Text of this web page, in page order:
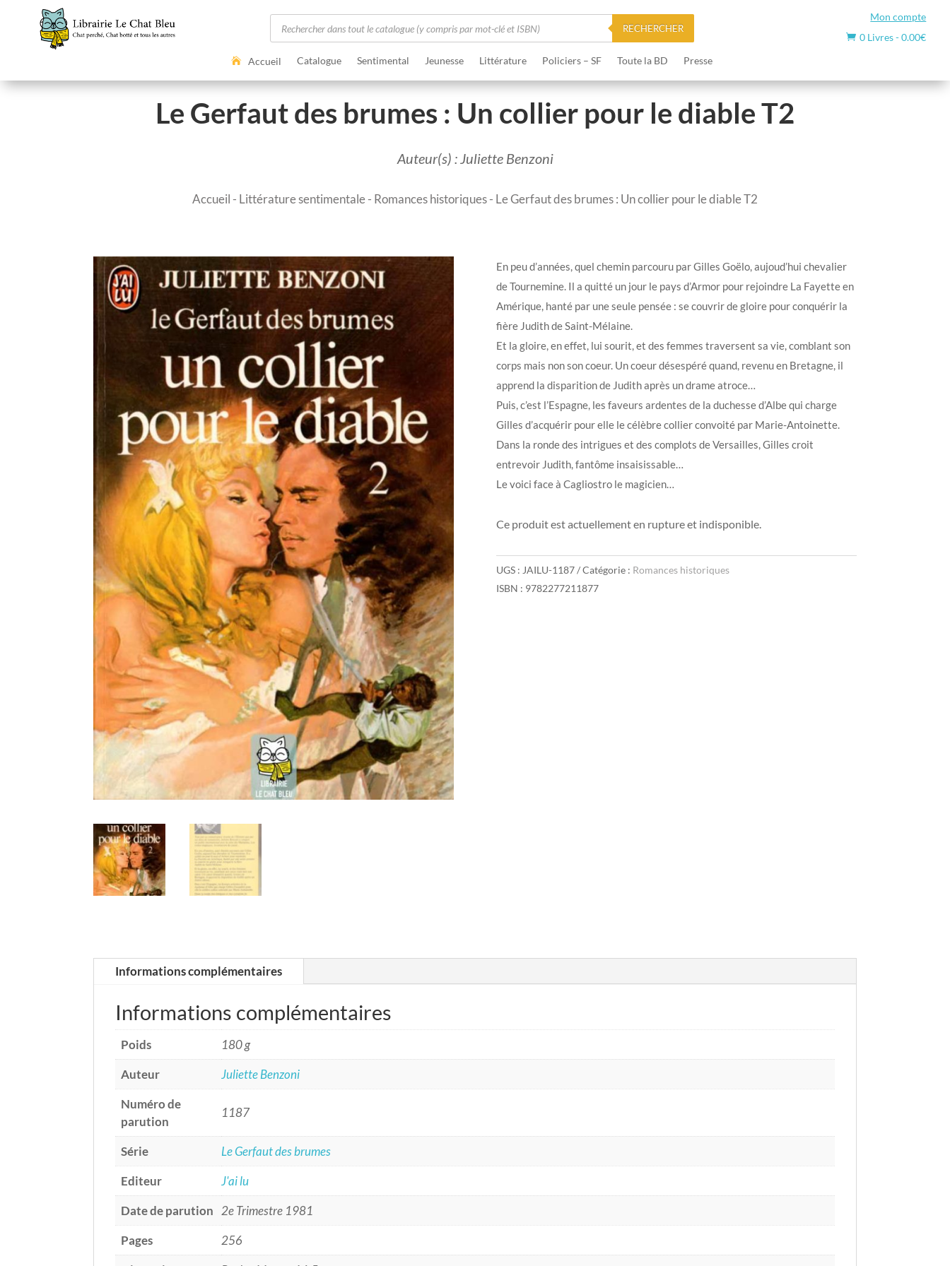
Recherche
de
produits
RECHERCHER
Mon compte
 0 Livres-0.00€
Accueil
Catalogue Sentimental Jeunesse Littérature Policiers – SF Toute la BD Presse
Le Gerfaut des brumes : Un collier pour le diable T2
Auteur(s) : Juliette Benzoni
Accueil - Littérature sentimentale- Romances historiques- Le Gerfaut des brumes : Un collier pour le diable T2
En peu d’années, quel chemin parcouru par Gilles Goëlo, aujoud’hui chevalier
de Tournemine. Il a quitté un jour le pays d’Armor pour rejoindre La Fayette en
Amérique, hanté par une seule pensée : se couvrir de gloire pour conquérir la
fière Judith de Saint-Mélaine.
Et la gloire, en effet, lui sourit, et des femmes traversent sa vie, comblant son
corps mais non son coeur. Un coeur désespéré quand, revenu en Bretagne, il
apprend la disparition de Judith après un drame atroce…
Puis, c’est l’Espagne, les faveurs ardentes de la duchesse d’Albe qui charge
Gilles d’acquérir pour elle le célèbre collier convoité par Marie-Antoinette.
Dans la ronde des intrigues et des complots de Versailles, Gilles croit
entrevoir Judith, fantôme insaisissable…
Le voici face à Cagliostro le magicien…
Ce produit est actuellement en rupture et indisponible.
UGS : JAILU-1187 Catégorie : Romances historiques
ISBN : 9782277211877
Informations complémentaires
Informations complémentaires
Poids
180 g
Auteur
Juliette Benzoni
Numéro de
parution
1187
Série
Le Gerfaut des brumes
Editeur
J'ai lu
Date de parution
2e Trimestre 1981
Pages
256